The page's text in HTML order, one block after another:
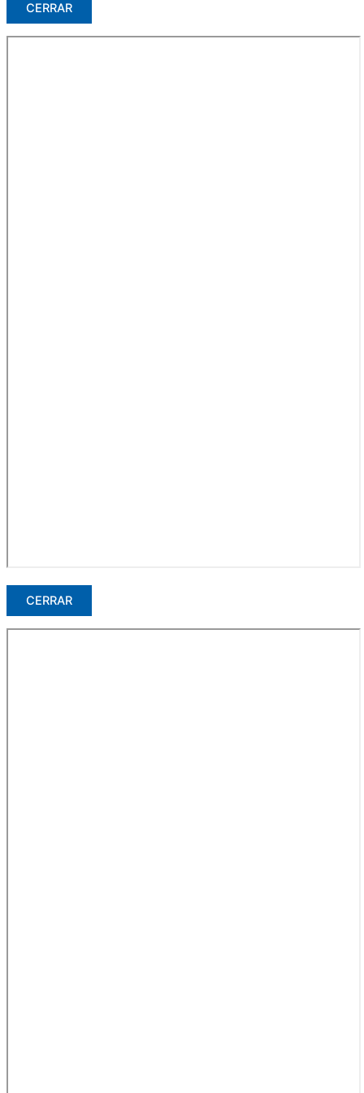
CERRAR
CERRAR